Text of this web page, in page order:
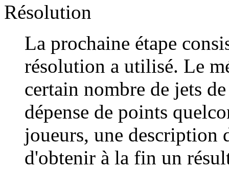
Résolution
La prochaine étape
résolution a utilisé. Le
certain nombre de jets
dépense de points
joueurs, une description
d'obtenir à la fin un